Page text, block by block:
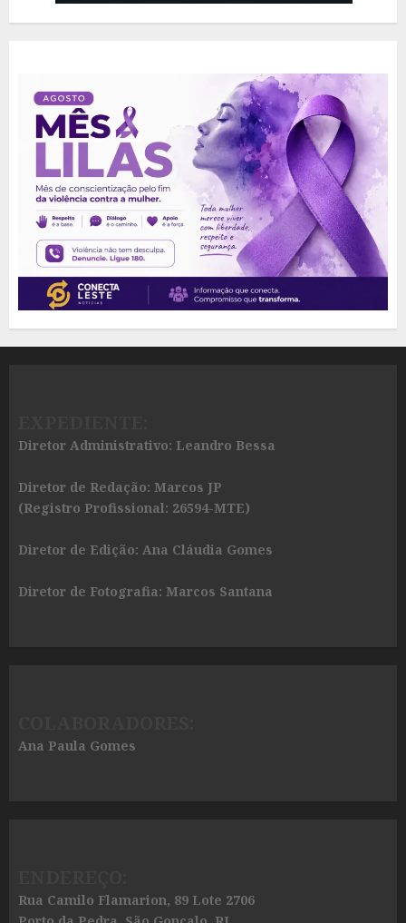
Diretor Administrativo: Leandro Bessa
Diretor de Redação: Marcos JP
(Registro Profissional: 26594-MTE)
Diretor de Edição: Ana Cláudia Gomes
Diretor de Fotografia: Marcos Santana
Ana Paula Gomes
Rua Camilo Flamarion, 89 Lote 2706